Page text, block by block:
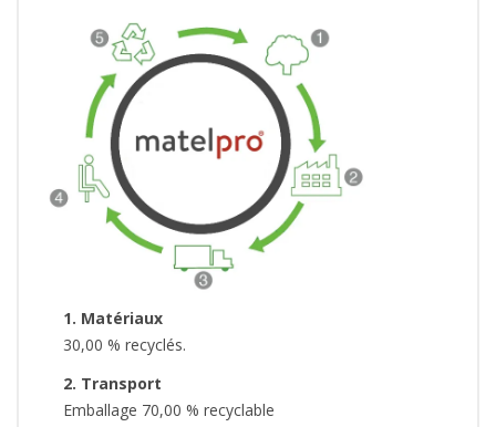
1. Matériaux
30,00 % recyclés.
2. Transport
Emballage 70,00 % recyclable